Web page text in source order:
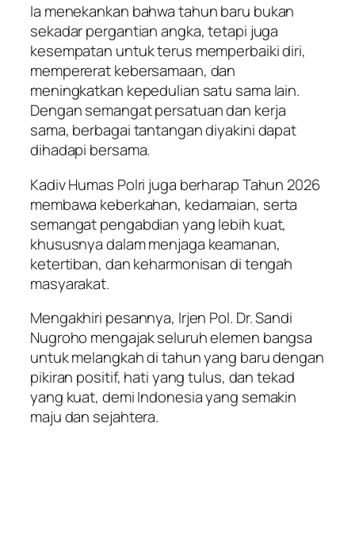
Ia menekankan bahwa tahun baru bukan
sekadar pergantian angka, tetapi juga
kesempatan untuk terus memperbaiki diri,
mempererat kebersamaan, dan
meningkatkan kepedulian satu sama lain.
Dengan semangat persatuan dan kerja
sama, berbagai tantangan diyakini dapat
dihadapi bersama.
Kadiv Humas Polri juga berharap Tahun 2026
membawa keberkahan, kedamaian, serta
semangat pengabdian yang lebih kuat,
khususnya dalam menjaga keamanan,
ketertiban, dan keharmonisan di tengah
masyarakat.
Mengakhiri pesannya, Irjen Pol. Dr. Sandi
Nugroho mengajak seluruh elemen bangsa
untuk melangkah di tahun yang baru dengan
pikiran positif, hati yang tulus, dan tekad
yang kuat, demi Indonesia yang semakin
maju dan sejahtera.